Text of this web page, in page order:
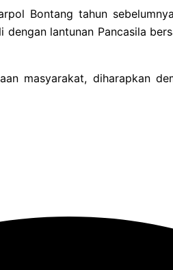
Bontang tahun
lantunan Pancasila
masyarakat, diharapkan